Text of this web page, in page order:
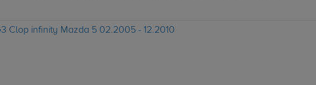
Clop infinity Mazda 5 02.2005 - 12.2010